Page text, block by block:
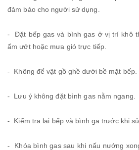
đảm bảo cho người sử dụng.
- Đặt bếp gas và bình gas ở vị trí khô
ẩm ướt hoặc mưa gió trực tiếp.
- Không để vật gồ ghề dưới bề mặt bếp.
- Lưu ý không đặt bình gas nằm ngang.
- Kiểm tra lại bếp và bình ga trước khi sử
- Khóa bình gas sau khi nấu nướng